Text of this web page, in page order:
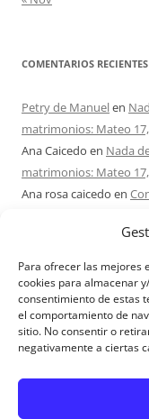
Para ofrecer las mejores
cookies para almacenar
consentimiento de estas
el comportamiento de
sitio. No consentir o
negativamente a ciertas
COMENTARIOS RECIENTES
Petry de Manuelen
matrimonios: Mateo
Ana Caicedo en Nada
matrimonios: Mateo
Ana rosa caicedo en
en
Mateo 15, 1-2. 10-14
Maria Asuncion
Matrimonios: Mateo 15,